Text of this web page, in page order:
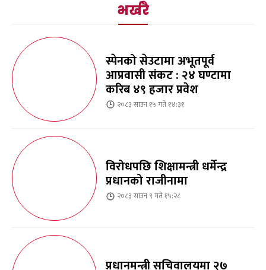
भर्खरै
स्पेनको सेउटामा अभूतपूर्व
आप्रवासी संकट : २४ घण्टामा
करिब ४९ हजार प्रवेश
२०८३ साउन १५ गते १४:३१
विरोधपछि शिक्षामन्त्री धर्मेन्द्र
प्रधानको राजीनामा
२०८३ साउन ९ गते १५:२८